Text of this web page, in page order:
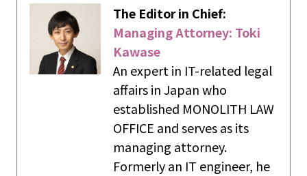
The Editor in Chief:
Managing Attorney: Toki
Kawase
An expert in IT-related legal
affairs in Japan who
established MONOLITH LAW
OFFICE and serves as its
managing attorney.
Formerly an IT engineer, he